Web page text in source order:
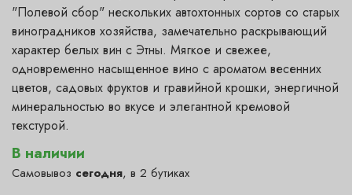
В наличии
Самовывоз сегодня, в 2 бутиках
"Полевой сбор" нескольких автохтонных сортов со старых
виноградников хозяйства, замечательно раскрывающий
характер белых вин с Этны. Мягкое и свежее,
одновременно насыщенное вино с ароматом весенних
цветов, садовых фруктов и гравийной крошки, энергичной
минеральностью во вкусе и элегантной кремовой
текстурой.